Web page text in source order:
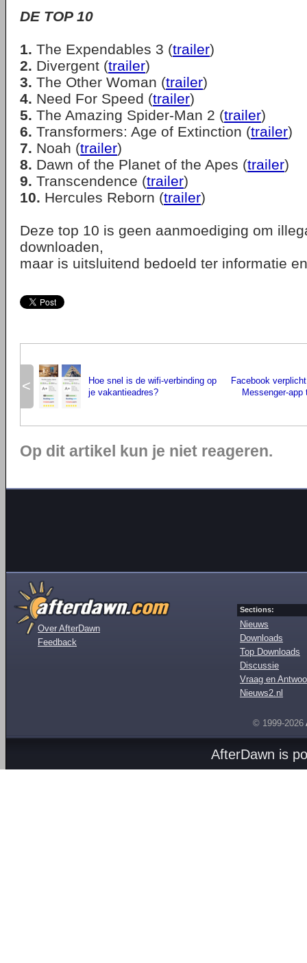
DE TOP 10
1. The Expendables 3 (trailer)
2. Divergent (trailer)
3. The Other Woman (trailer)
4. Need For Speed (trailer)
5. The Amazing Spider-Man 2 (trailer)
6. Transformers: Age of Extinction (trailer)
7. Noah (trailer)
8. Dawn of the Planet of the Apes (trailer)
9. Transcendence (trailer)
10. Hercules Reborn (trailer)
Deze top 10 is geen aanmoediging om
downloaden,
maar is uitsluitend bedoeld ter informatie
<
Hoe snel is de wifi-verbinding op
je vakantieadres?
Facebook
Messenger-app
Op dit artikel kun je niet reageren.
Over AfterDawn
Feedback
Sections:
Nieuws
Downloads
Top Downloads
Discussie
Vraag en
Nieuws2.nl
© 1999-2026
AfterDawn is